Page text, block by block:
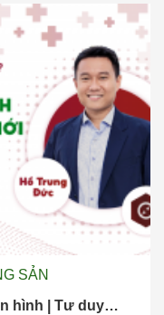
SẢN
hình | Tư duy…